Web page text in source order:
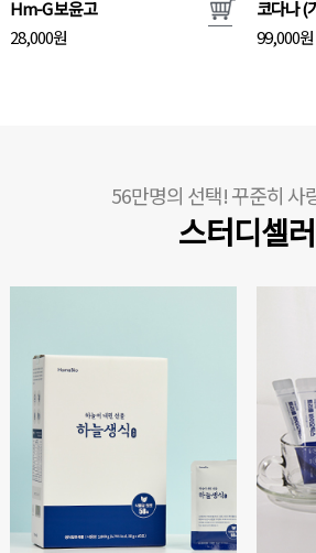
Hm-G 보윤고
28,000원
코다나 (
99,000원
56만명의 선택! 꾸준히 사
스터디셀러